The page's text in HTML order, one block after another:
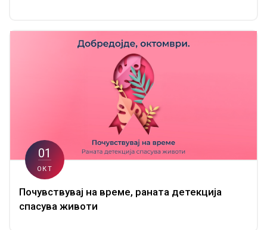
01
ОКТ
Почувствувај на време, раната детекција
спасува животи